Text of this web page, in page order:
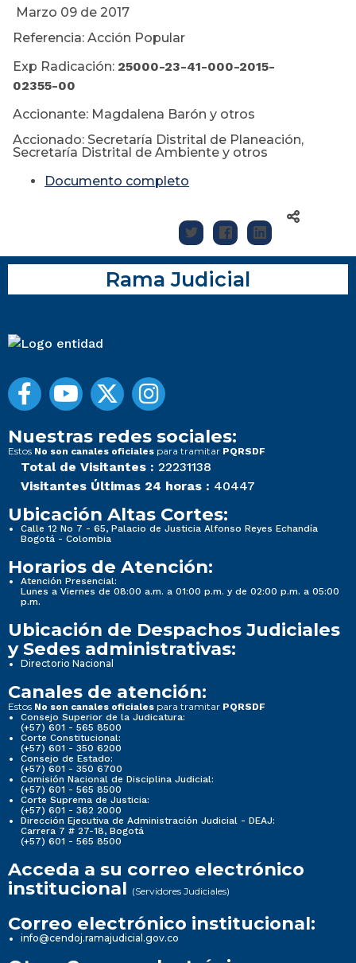
Marzo 09 de 2017
Referencia: Acción Popular
Exp Radicación: 25000-23-41-000-2015-
02355-00
Accionante: Magdalena Barón y otros
Accionado: Secretaría Distrital de Planeación,
Secretaría Distrital de Ambiente y otros
Documento completo
Rama Judicial
Nuestras redes sociales:
Estos No son canales oficiales para tramitar PQRSDF
Total de Visitantes : 22231138
Visitantes Últimas 24 horas : 40447
Ubicación Altas Cortes:
Calle 12 No 7 - 65, Palacio de Justicia Alfonso Reyes Echandía
Bogotá - Colombia
Horarios de Atención:
Atención Presencial:
Lunes a Viernes de 08:00 a.m. a 01:00 p.m. y de 02:00 p.m. a 05:00
p.m.
Ubicación de Despachos Judiciales
y Sedes administrativas:
Directorio Nacional
Canales de atención:
Estos No son canales oficiales para tramitar PQRSDF
Consejo Superior de la Judicatura:
(+57) 601 - 565 8500
Corte Constitucional:
(+57) 601 - 350 6200
Consejo de Estado:
(+57) 601 - 350 6700
Comisión Nacional de Disciplina Judicial:
(+57) 601 - 565 8500
Corte Suprema de Justicia:
(+57) 601 - 362 2000
Dirección Ejecutiva de Administración Judicial - DEAJ:
Carrera 7 # 27-18, Bogotá
(+57) 601 - 565 8500
Acceda a su correo electrónico
institucional (Servidores Judiciales)
Correo electrónico institucional:
info@cendoj.ramajudicial.gov.co